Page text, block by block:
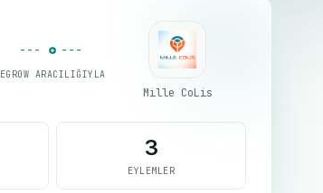
EGROW ARACILIĞIYLA
Mille CoLis
3
EYLEMLER